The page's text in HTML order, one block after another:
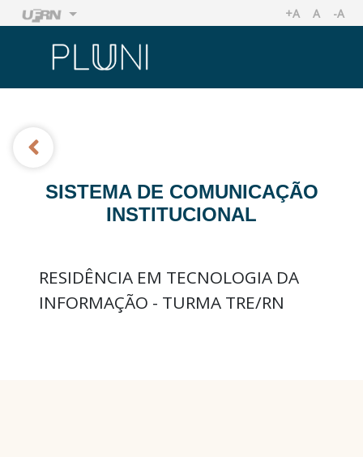
Ir
Ir
+AAUMENTAR
A -A
SISTEMA DE COMUNICAÇÃO
INSTITUCIONAL
RESIDÊNCIA EM TECNOLOGIA DA
INFORMAÇÃO - TURMA TRE/RN